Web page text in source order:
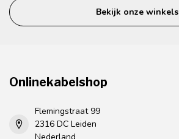
Bekijk onze winkels
Onlinekabelshop
Flemingstraat 99
2316 DC Leiden